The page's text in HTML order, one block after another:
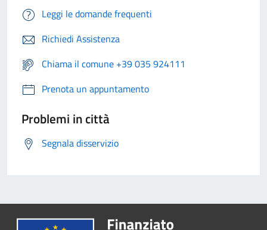
Leggi le domande frequenti
Richiedi Assistenza
Chiama il comune +39 035 924111
Prenota un appuntamento
Problemi in città
Segnala disservizio